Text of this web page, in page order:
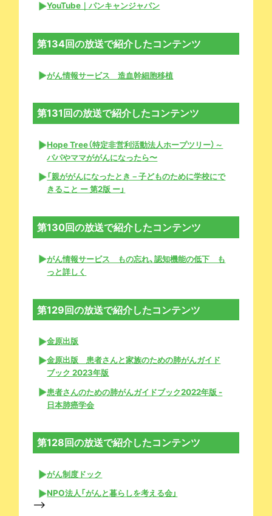
YouTube｜パンキャンジャパン
第134回の放送で紹介したコンテンツ
がん情報サービス 造血幹細胞移植
第131回の放送で紹介したコンテンツ
Hope Tree（特定非営利活動法人ホープツリー）～
パパやママががんになったら〜
「親ががんになったとき－子どものために学校にで
きること ー 第2版 ー」
第130回の放送で紹介したコンテンツ
がん情報サービス もの忘れ、認知機能の低下 も
っと詳しく
第129回の放送で紹介したコンテンツ
金原出版
金原出版 患者さんと家族のための肺がんガイド
ブック 2023年版
患者さんのための肺がんガイドブック2022年版 -
日本肺癌学会
第128回の放送で紹介したコンテンツ
がん制度ドック
NPO法人「がんと暮らしを考える会」
-->